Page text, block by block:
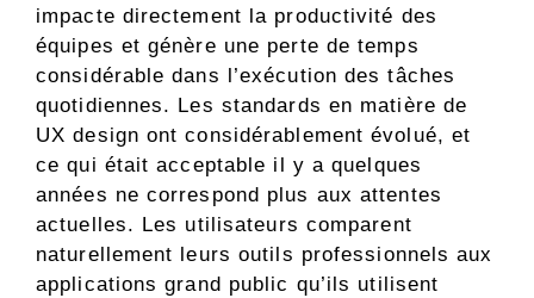
impacte directement la productivité des
équipes et génère une perte de temps
considérable dans l’exécution des tâches
quotidiennes. Les standards en matière de
UX design ont considérablement évolué, et
ce qui était acceptable il y a quelques
années ne correspond plus aux attentes
actuelles. Les utilisateurs comparent
naturellement leurs outils professionnels aux
applications grand public qu’ils utilisent